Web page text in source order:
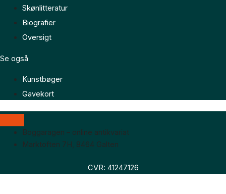
Skønlitteratur
Biografier
Oversigt
Se også
Kunstbøger
Gavekort
Boggaragen – online antikvariat
Marktoften 7H, 8464 Galten
CVR: 41247126